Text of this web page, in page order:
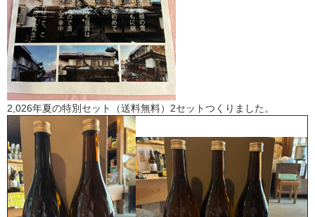
2,026年夏の特別セット（送料無料）2セットつくりました。